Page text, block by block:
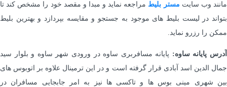
مانند وب سایت مستر بلیط مراجعه نماید و مبدا و مقصد خود را مشخص کند تا
بتواند در لیست بلیط های موجود به جستجو و مقایسه بپردازد و بهترین بلیط
ممکن را رزرو نماید.
آدرس پایانه ساوه: پایانه مسافربری ساوه در ورودی شهر ساوه و بلوار سید
جمال الدین اسد آبادی قرار گرفته است و در این ترمینال علاوه بر اتوبوس های
بین شهری مینی بوس ها و تاکسی ها نیز به امر جابجایی مسافران در